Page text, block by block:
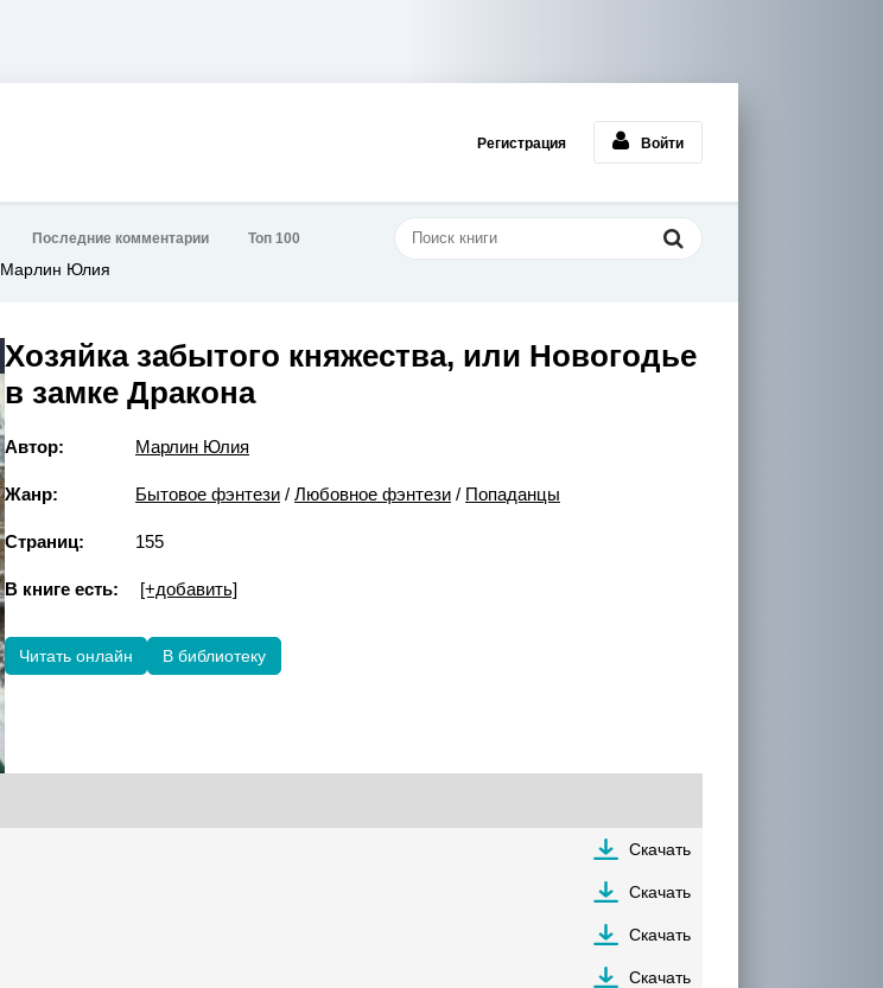
Регистрация Войти
Последние комментарии Топ 100
Марлин Юлия
Хозяйка забытого княжества, или Новогодье
в замке Дракона
Автор: Марлин Юлия
Жанр: Бытовое фэнтези / Любовное фэнтези / Попаданцы
Страниц: 155
В книге есть: [+добавить]
Читать онлайн В библиотеку
Скачать
Скачать
Скачать
Скачать